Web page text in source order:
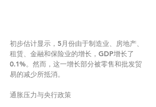
初步估计显示，5月份由于制造业、房地产、
租赁、金融和保险业的增长，GDP增长了
0.1%。然而，这一增长部分被零售和批发贸
易的减少所抵消。
通胀压力与央行政策